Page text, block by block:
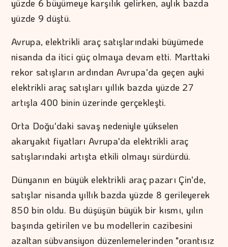
yüzde 6 büyümeye karşılık gelirken, aylık bazda
yüzde 9 düştü.
Avrupa, elektrikli araç satışlarındaki büyümede
nisanda da itici güç olmaya devam etti. Marttaki
rekor satışların ardından Avrupa'da geçen ayki
elektrikli araç satışları yıllık bazda yüzde 27
artışla 400 binin üzerinde gerçekleşti.
Orta Doğu'daki savaş nedeniyle yükselen
akaryakıt fiyatları Avrupa'da elektrikli araç
satışlarındaki artışta etkili olmayı sürdürdü.
Dünyanın en büyük elektrikli araç pazarı Çin'de,
satışlar nisanda yıllık bazda yüzde 8 gerileyerek
850 bin oldu. Bu düşüşün büyük bir kısmı, yılın
başında getirilen ve bu modellerin cazibesini
azaltan sübvansiyon düzenlemelerinden "orantısız